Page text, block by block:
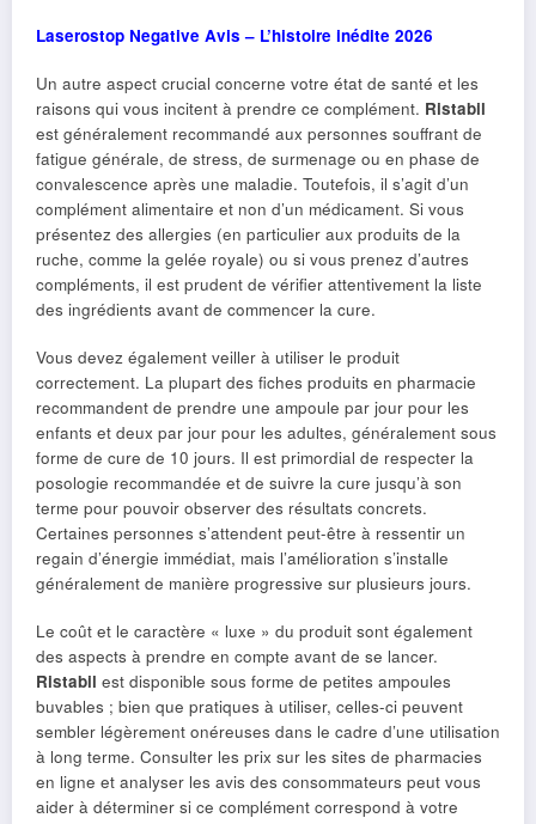
Laserostop Negative Avis – L’histoire inédite 2026
Un autre aspect crucial concerne votre état de santé et les
raisons qui vous incitent à prendre ce complément. Ristabil
est généralement recommandé aux personnes souffrant de
fatigue générale, de stress, de surmenage ou en phase de
convalescence après une maladie. Toutefois, il s’agit d’un
complément alimentaire et non d’un médicament. Si vous
présentez des allergies (en particulier aux produits de la
ruche, comme la gelée royale) ou si vous prenez d’autres
compléments, il est prudent de vérifier attentivement la liste
des ingrédients avant de commencer la cure.
Vous devez également veiller à utiliser le produit
correctement. La plupart des fiches produits en pharmacie
recommandent de prendre une ampoule par jour pour les
enfants et deux par jour pour les adultes, généralement sous
forme de cure de 10 jours. Il est primordial de respecter la
posologie recommandée et de suivre la cure jusqu’à son
terme pour pouvoir observer des résultats concrets.
Certaines personnes s’attendent peut-être à ressentir un
regain d’énergie immédiat, mais l’amélioration s’installe
généralement de manière progressive sur plusieurs jours.
Le coût et le caractère « luxe » du produit sont également
des aspects à prendre en compte avant de se lancer.
Ristabil est disponible sous forme de petites ampoules
buvables ; bien que pratiques à utiliser, celles-ci peuvent
sembler légèrement onéreuses dans le cadre d’une utilisation
à long terme. Consulter les prix sur les sites de pharmacies
en ligne et analyser les avis des consommateurs peut vous
aider à déterminer si ce complément correspond à votre